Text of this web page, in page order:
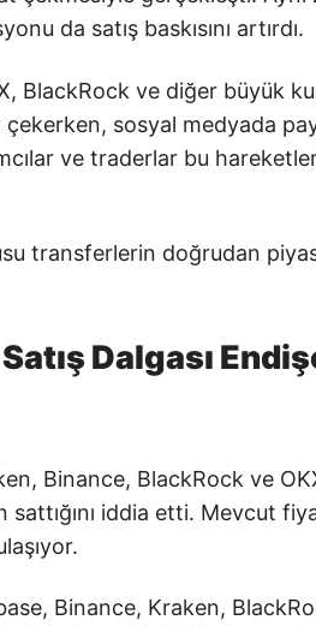
da satış baskısını artırdı.
BlackRock ve diğer büyük
sosyal medyada
ve traderlar bu
transferlerin doğrudan
Dalgası
Binance, BlackRock ve
iddia etti. Mevcut
Binance, Kraken,